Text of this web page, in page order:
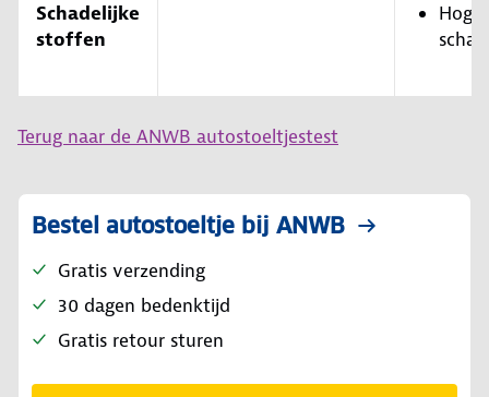
Schadelijke
stoffen
Terug naar de ANWB autostoeltjestest
Bestel autostoeltje bij ANWB
Gratis verzending
30 dagen bedenktijd
Gratis retour sturen